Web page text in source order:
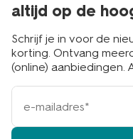
altijd op de
Schrijf je in voor de
korting. Ontvang
(online) aanbiedingen.
e-
mailadres